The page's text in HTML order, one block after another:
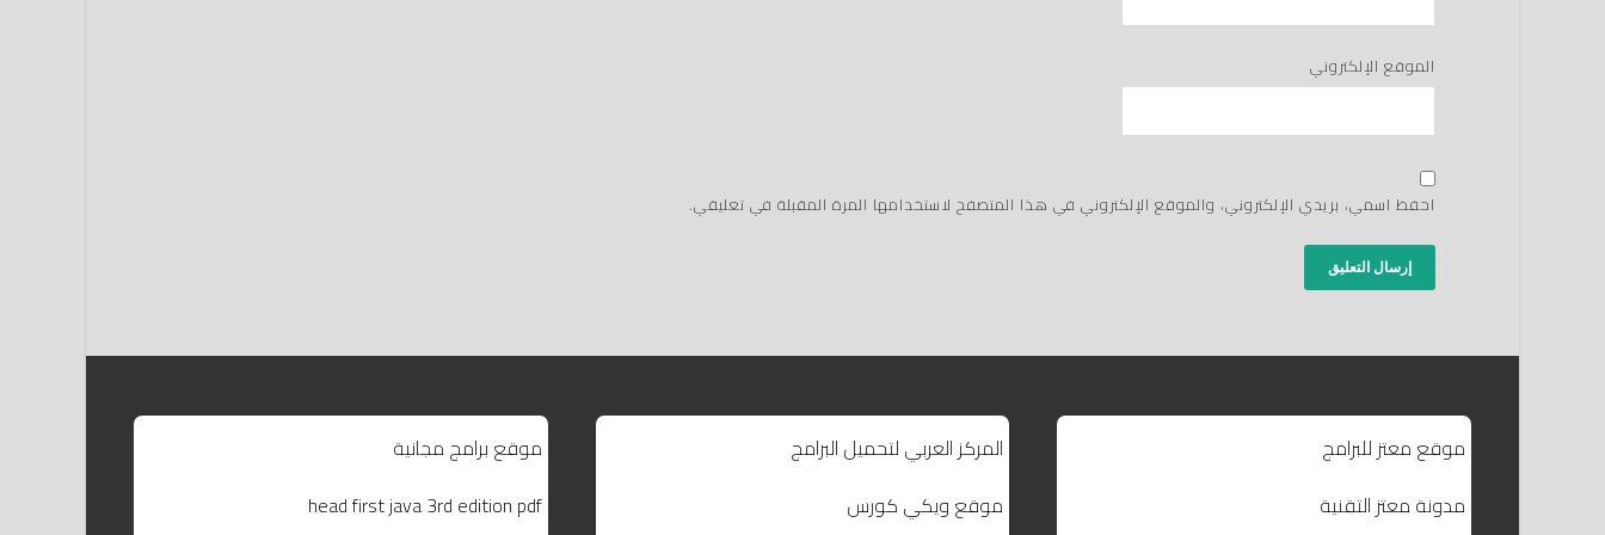
الموقع الإلكتروني
احفظ اسمي، بريدي الإلكتروني، والموقع الإلكتروني في هذا المتصفح لاستخدامها المرة المقبلة في تعليقي.
موقع معتز للبرامج
مدونة معتز التقنية
المركز العربي لتحميل البرامج
موقع ويكي كورس
موقع برامج مجانية
head first java 3rd edition pdf